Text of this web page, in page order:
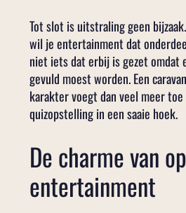
Tot slot is uitstraling geen
wil je entertainment dat
niet iets dat erbij is gezet omdat
gevuld moest worden. Een
karakter voegt dan veel meer toe
quizopstelling in een saaie hoek.
De charme van
entertainment